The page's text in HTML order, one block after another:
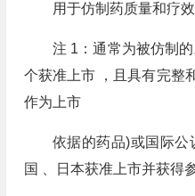
用于仿制药质量和疗
注 1：通常为被仿制
个获准上市 ，且具有完整
作为上市
依据的药品)或国际公
国 、日本获准上市并获得